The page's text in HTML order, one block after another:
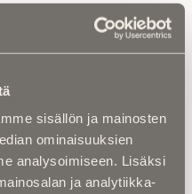
sisällön ja mainosten
ominaisuuksien
analysoimiseen. Lisäksi
ja analytiikka-
Mytologi ja